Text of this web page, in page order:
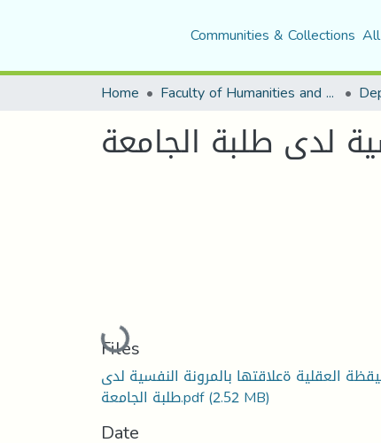
Communities & Collections
Home Faculty of Humanities and Social Sciences
لدى طلبة الجامعة
Loading...
Files
العقلية ةعلاقتها بالمرونة النفسية لدى
طلبة الجامعة.pdf(2.52 MB)
Date